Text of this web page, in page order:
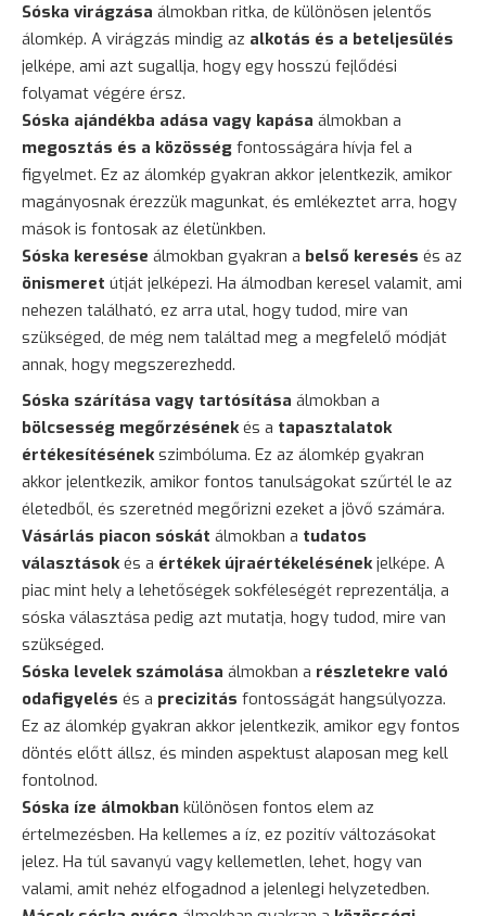
Sóska virágzása álmokban ritka, de különösen jelentős
álomkép. A virágzás mindig az alkotás és a beteljesülés
jelképe, ami azt sugallja, hogy egy hosszú fejlődési
folyamat végére érsz.
Sóska ajándékba adása vagy kapása álmokban a
megosztás és a közösség fontosságára hívja fel a
figyelmet. Ez az álomkép gyakran akkor jelentkezik, amikor
magányosnak érezzük magunkat, és emlékeztet arra, hogy
mások is fontosak az életünkben.
Sóska keresése álmokban gyakran a belső keresés és az
önismeret útját jelképezi. Ha álmodban keresel valamit, ami
nehezen található, ez arra utal, hogy tudod, mire van
szükséged, de még nem találtad meg a megfelelő módját
annak, hogy megszerezhedd.
Sóska szárítása vagy tartósítása álmokban a
bölcsesség megőrzésénekés a tapasztalatok
értékesítésénekszimbóluma. Ez az álomkép gyakran
akkor jelentkezik, amikor fontos tanulságokat szűrtél le az
életedből, és szeretnéd megőrizni ezeket a jövő számára.
Vásárlás piacon sóskát álmokban a tudatos
választásokés a értékek újraértékelésénekjelképe. A
piac mint hely a lehetőségek sokféleségét reprezentálja, a
sóska választása pedig azt mutatja, hogy tudod, mire van
szükséged.
Sóska levelek számolása álmokban a részletekre való
odafigyelés és a precizitás fontosságát hangsúlyozza.
Ez az álomkép gyakran akkor jelentkezik, amikor egy fontos
döntés előtt állsz, és minden aspektust alaposan meg kell
fontolnod.
Sóska íze álmokban különösen fontos elem az
értelmezésben. Ha kellemes a íz, ez pozitív változásokat
jelez. Ha túl savanyú vagy kellemetlen, lehet, hogy van
valami, amit nehéz elfogadnod a jelenlegi helyzetedben.